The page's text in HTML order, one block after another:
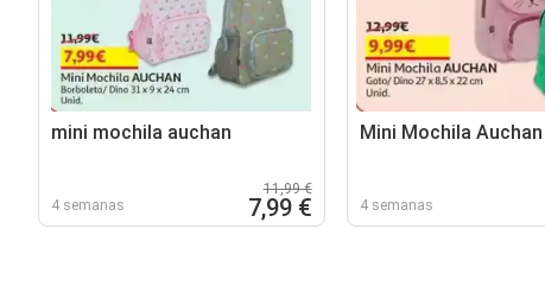
mini mochila auchan
4 semanas
11,99 €
7,99 €
Mini Mochila Auchan
4 semanas